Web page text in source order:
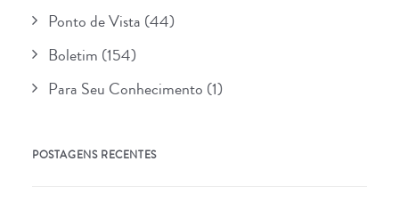
Ponto de Vista (44)
Boletim (154)
Para Seu Conhecimento (1)
POSTAGENS RECENTES